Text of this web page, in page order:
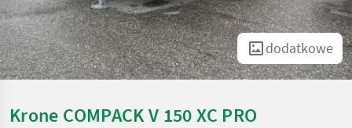
dodatkowe
Krone COMPACK V 150 XC PRO